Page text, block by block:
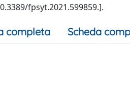
fpsyt.2021.599859.].
completa Scheda